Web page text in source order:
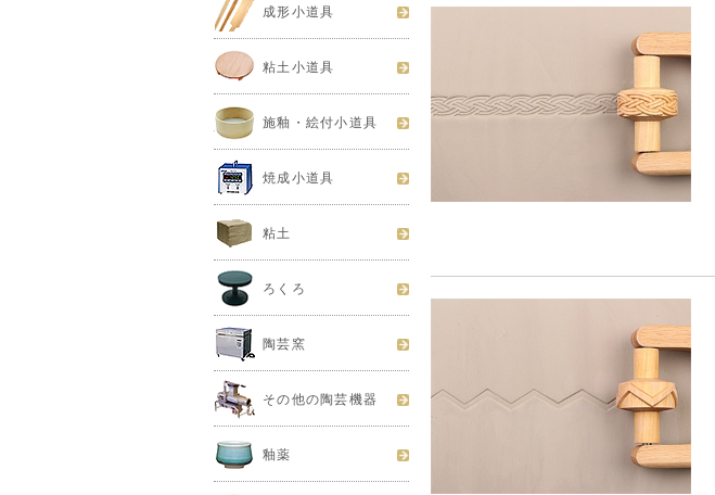
成形小道具
粘土小道具
施釉・絵付小道具
焼成小道具
粘土
ろくろ
陶芸窯
その他の陶芸機器
釉薬